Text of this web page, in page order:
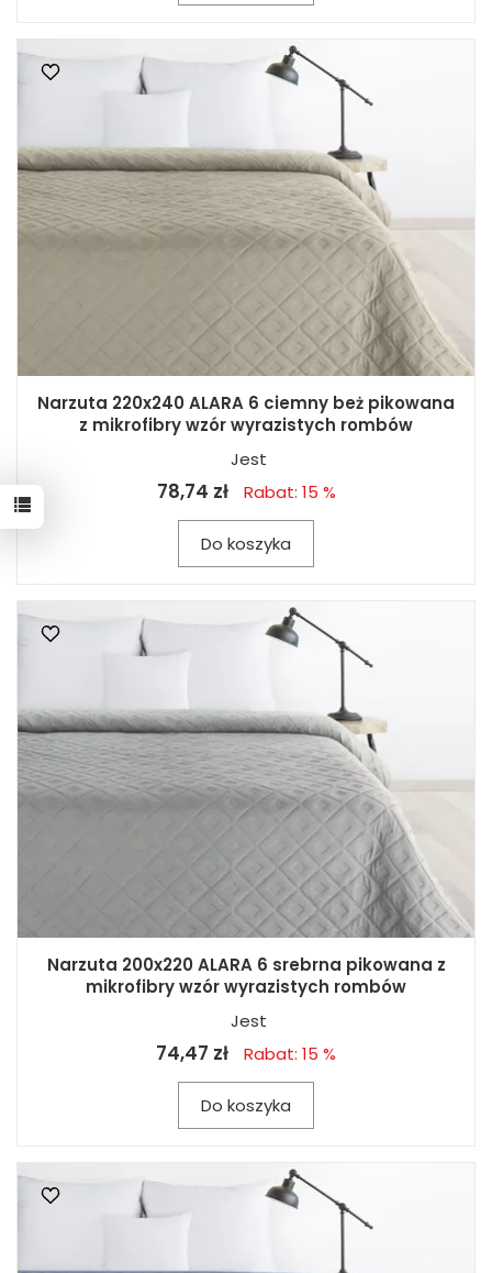
Narzuta 220x240 ALARA 6 ciemny beż pikowana
z mikrofibry wzór wyrazistych rombów
Jest
78,74 zł Rabat: 15 %
Do koszyka
Narzuta 200x220 ALARA 6 srebrna pikowana z
mikrofibry wzór wyrazistych rombów
Jest
74,47 zł Rabat: 15 %
Do koszyka